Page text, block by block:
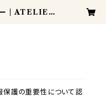
ー | ATELIER
保護の重要性について認